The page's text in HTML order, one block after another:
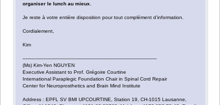
organiser le lunch au mieux.
Je reste à votre entière disposition pour tout complément d’information.
Cordialement,
Kim
-------------------------------------------------------------------------------------------
(Ms) Kim-Yen NGUYEN
Executive Assistant to Prof. Grégoire Courtine
International Paraplegic Foundation Chair in Spinal Cord Repair
Center for Neuroprosthetics and Brain Mind Institute
Address : EPFL SV BMI UPCOURTINE, Station 19, CH-1015 Lausanne,